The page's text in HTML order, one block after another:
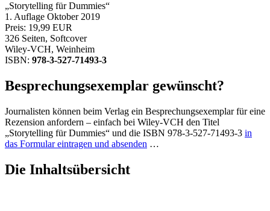
„Storytelling für Dummies“
1. Auflage Oktober 2019
Preis: 19,99 EUR
326 Seiten, Softcover
Wiley-VCH, Weinheim
ISBN: 978-3-527-71493-3
Besprechungsexemplar gewünscht?
Journalisten können beim Verlag ein Besprechungsexemplar für eine
Rezension anfordern – einfach bei Wiley-VCH den Titel
„Storytelling für Dummies“ und die ISBN 978-3-527-71493-3 in
das Formular eintragen und absenden …
Die Inhaltsübersicht